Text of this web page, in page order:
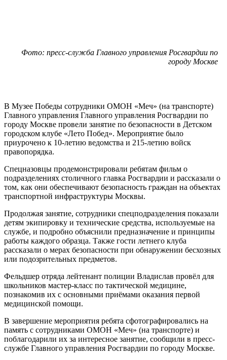
Фото: пресс-служба Главного управления Росгвардии по
городу Москве
В Музее Победы сотрудники ОМОН «Меч» (на транспорте)
Главного управления Главного управления Росгвардии по
городу Москве провели занятие по безопасности в Детском
городском клубе «Лето Побед». Мероприятие было
приурочено к 10-летию ведомства и 215-летию войск
правопорядка.
Спецназовцы продемонстрировали ребятам фильм о
подразделениях столичного главка Росгвардии и рассказали о
том, как они обеспечивают безопасность граждан на объектах
транспортной инфраструктуры Москвы.
Продолжая занятие, сотрудники спецподразделения показали
детям экипировку и технические средства, используемые на
службе, и подробно объяснили предназначение и принципы
работы каждого образца. Также гости летнего клуба
рассказали о мерах безопасности при обнаружении бесхозных
или подозрительных предметов.
Фельдшер отряда лейтенант полиции Владислав провёл для
школьников мастер-класс по тактической медицине,
познакомив их с основными приёмами оказания первой
медицинской помощи.
В завершение мероприятия ребята сфотографировались на
память с сотрудниками ОМОН «Меч» (на транспорте) и
поблагодарили их за интересное занятие, сообщили в пресс-
службе Главного управления Росгвардии по городу Москве.